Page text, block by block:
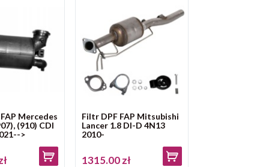
Mercedes
(910) CDI
>
Filtr DPF FAP Mitsubishi
Lancer 1.8 DI-D 4N13
2010-
1315.00 zł